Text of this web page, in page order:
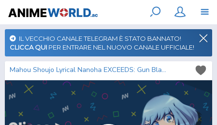
IL VECCHIO CANALE TELEGRAM È STATO BANNATO!
CLICCA QUI PER ENTRARE NEL NUOVO CANALE UFFICIALE!
Mahou Shoujo Lyrical Nanoha EXCEEDS: Gun Blaze Vengeance